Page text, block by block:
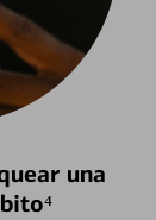
una